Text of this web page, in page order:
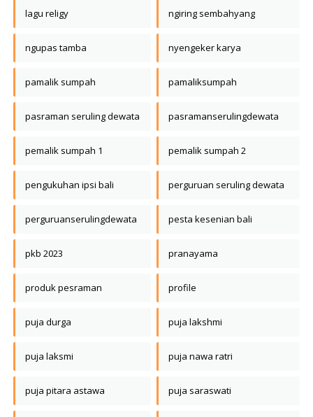
lagu religy ngiring sembahyang
ngupas tamba nyengeker karya
pamalik sumpah pamaliksumpah
pasraman seruling dewata pasramanserulingdewata
pemalik sumpah 1 pemalik sumpah 2
pengukuhan ipsi bali perguruan seruling dewata
perguruanserulingdewata pesta kesenian bali
pkb 2023 pranayama
produk pesraman profile
puja durga puja lakshmi
puja laksmi puja nawa ratri
puja pitara astawa puja saraswati